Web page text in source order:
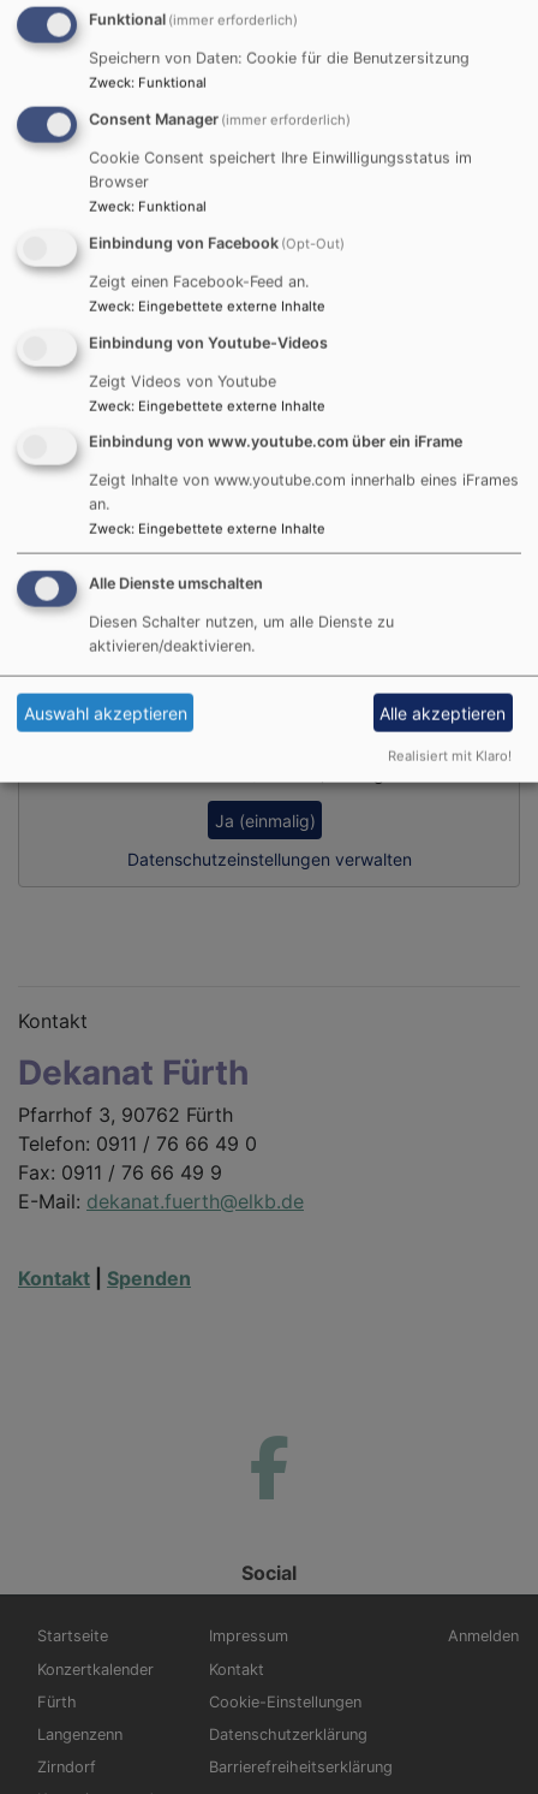
Musik von Frauen: Termine
Leuchtende Orgelfarben
Die Späth-Orgel stellt sich vor: Récit expressif
Mit Musik von Siegrid Ernst und Mélanie Bonis
Sirka Schwartz-Uppendieck
Herrschel (Rezitation)
Eintritt frei
28.03.2026
Esther-Lieder: barock & modern
Musik von Élisabeth Jacquet de La Guerre und Yulim
Annemarie Koller (Sopran), Caroline Hausen
(Blockflöten), Michael Herrschel (Rezitation),
Schwartz-Uppendieck(Klavier & Leitung)
Eintritt frei
Romantische Musik: Sirka Schwartz-
Uppendieck & Ensemble
Ja (einmalig)
Datenschutzeinstellungen verwalten
Kontakt
Dekanat Fürth
Pfarrhof 3, 90762 Fürth
Telefon: 0911 / 76 66 49 0
Fax: 0911 / 76 66 49 9
E-Mail: dekanat.fuerth@elkb.de
Kontakt Spenden
Social
Hauptnavigation
Startseite
Konzertkalender
Fürth
Langenzenn
Zirndorf
Fußbereichsmenü
Impressum
Kontakt
Cookie-Einstellungen
Datenschutzerklärung
Barrierefreiheitserklärung
Anmelden
Funktional (immer erforderlich)
Speichern von Daten: Cookie für die Benutzersitzung
Zweck: Funktional
Consent Manager (immer erforderlich)
Cookie Consent speichert Ihre Einwilligungsstatus im
Browser
Zweck: Funktional
Einbindung von Facebook (Opt-Out)
Zeigt einen Facebook-Feed an.
Zweck: Eingebettete externe Inhalte
Einbindung von Youtube-Videos
Zeigt Videos von Youtube
Zweck: Eingebettete externe Inhalte
Einbindung von www.youtube.com über ein iFrame
Zeigt Inhalte von www.youtube.com innerhalb eines iFrames
an.
Zweck: Eingebettete externe Inhalte
Alle Dienste umschalten
Diesen Schalter nutzen, um alle Dienste zu
aktivieren/deaktivieren.
Auswahl akzeptieren Alle akzeptieren
Realisiert mit Klaro!